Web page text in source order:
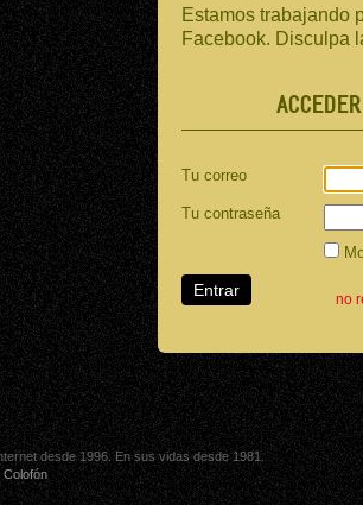
Estamos trabajando
Facebook. Disculpa
Tu correo
Tu contraseña
no
desde 1996. En sus vidas desde 1981.
Colofón